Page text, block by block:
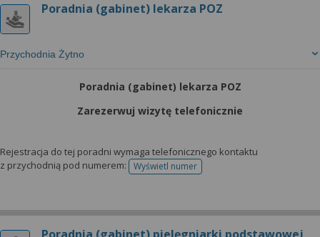
Poradnia (gabinet) lekarza POZ
Przychodnia Żytno
Poradnia (gabinet) lekarza POZ
Zarezerwuj wizytę telefonicznie
Rejestracja do tej poradni wymaga telefonicznego kontaktu
z przychodnią pod numerem:
Wyświetl numertelefonu do rejestracji